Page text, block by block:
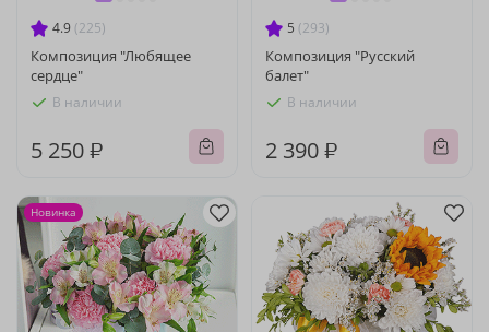
4.9 (225)
Композиция "Любящее
сердце"
В наличии
5 250 ₽
5 (293)
Композиция "Русский
балет"
В наличии
2 390 ₽
Новинка